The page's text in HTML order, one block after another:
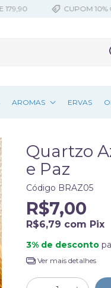
CUPOM 10% OFF
AROMAS ERVAS
Quartzo
e Paz
Código BRAZ05
R$7,00
R$6,79 com Pix
3% de desconto
Ver mais detalhes